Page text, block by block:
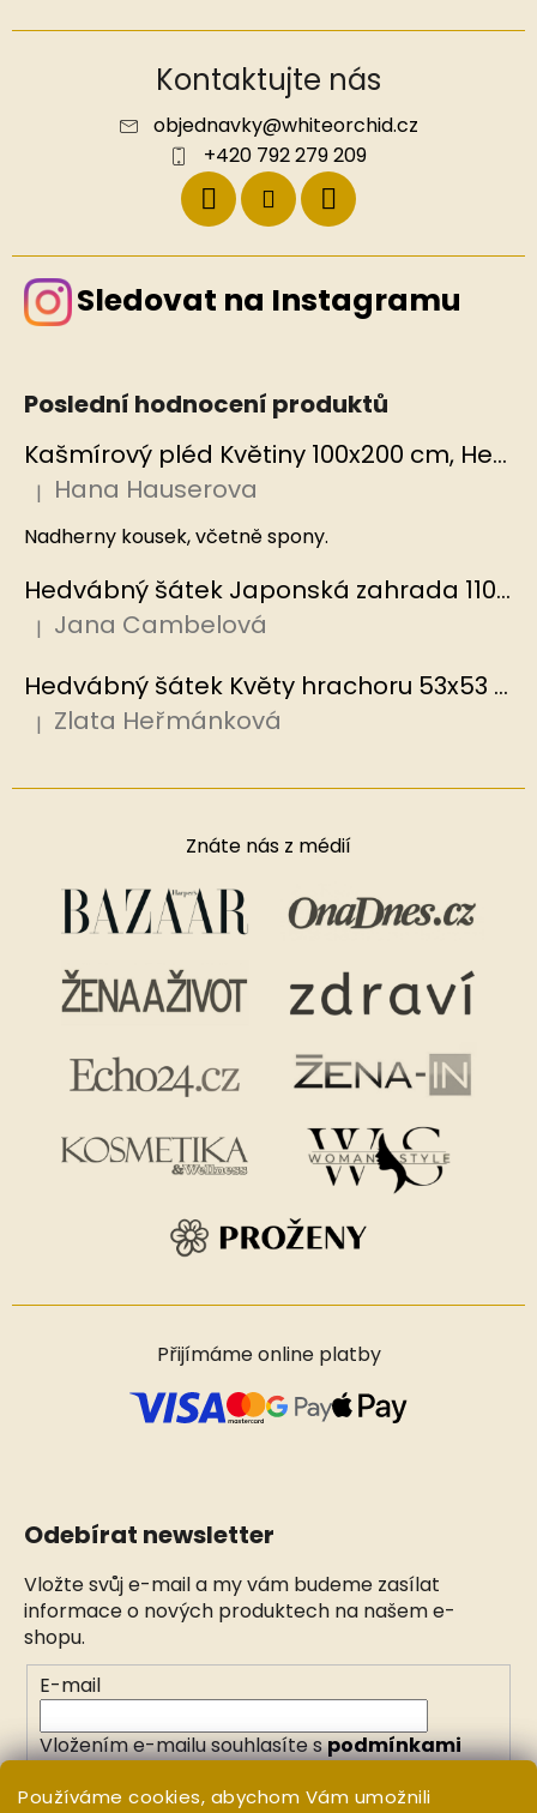
Používáme cookies, abychom Vám umožnili
Kontaktujte nás
objednavky@whiteorchid.cz
+420 792 279 209
Sledovat na Instagramu
Poslední hodnocení produktů
Kašmírový pléd Květiny 100x200 cm, Hedvábný svět
Hodnocení produktu je 5 z 5 hvězdiček.
| Hana Hauserova
Nadherny kousek, včetně spony.
Hedvábný šátek Japonská zahrada 110x110 cm v dárkovém balení, HEDVÁBNÝ SVĚT
Hodnocení produktu je 5 z 5 hvězdiček.
| Jana Cambelová
Hedvábný šátek Květy hrachoru 53x53 cm v dárkovém balení, HEDVÁBNÝ SVĚT
Hodnocení produktu je 5 z 5 hvězdiček.
| Zlata Heřmánková
Znáte nás z médií
Přijímáme online platby
Odebírat newsletter
Vložte svůj e-mail a my vám budeme zasílat
informace o nových produktech na našem e-
shopu.
E-mail
Vložením e-mailu souhlasíte spodmínkami